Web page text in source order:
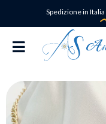
Spedizione in Italia